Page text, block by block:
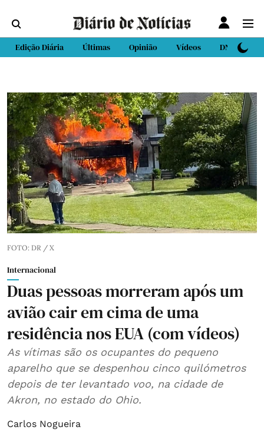
Edição Diária Últimas Opinião Vídeos DN Sport
FOTO: DR / X
Internacional
Duas pessoas morreram após um
avião cair em cima de uma
residência nos EUA (com vídeos)
As vítimas são os ocupantes do pequeno
aparelho que se despenhou cinco quilómetros
depois de ter levantado voo, na cidade de
Akron, no estado do Ohio.
Carlos Nogueira